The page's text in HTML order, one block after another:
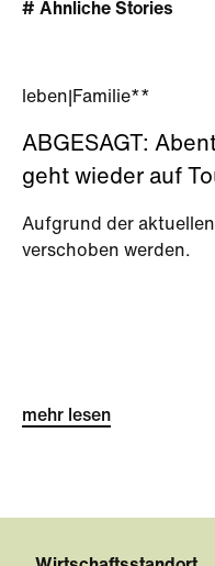
# Ähnliche Stories
leben Familie**
ABGESAGT:
geht wieder auf
Aufgrund der
verschoben werden.
mehr lesen